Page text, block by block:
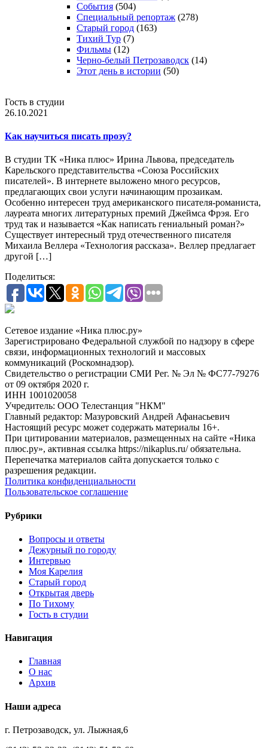
События (504)
Специальный репортаж (278)
Старый город (163)
Тихий Тур (7)
Фильмы (12)
Черно-белый Петрозаводск (14)
Этот день в истории (50)
Гость в студии
26.10.2021
Как научиться писать прозу?
В студии ТК «Ника плюс» Ирина Львова, председатель
Карельского представительства «Союза Российских
писателей». В интернете выложено много ресурсов,
предлагающих свои услуги начинающим прозаикам.
Особенно интересен труд американского писателя-романиста,
лауреата многих литературных премий Джеймса Фрэя. Его
труд так и называется «Как написать гениальный роман?»
Существует интересный труд отечественного писателя
Михаила Веллера «Технология рассказа». Веллер предлагает
другой […]
Поделиться:
Сетевое издание «Ника плюс.ру»
Зарегистрировано Федеральной службой по надзору в сфере
связи, информационных технологий и массовых
коммуникаций (Роскомнадзор).
Свидетельство о регистрации СМИ Рег. № Эл № ФС77-79276
от 09 октября 2020 г.
ИНН 1001020058
Учредитель: ООО Телестанция "НКМ"
Главный редактор: Мазуровский Андрей Афанасьевич
Настоящий ресурс может содержать материалы 16+.
При цитировании материалов, размещенных на сайте «Ника
плюс.ру», активная ссылка https://nikaplus.ru/ обязательна.
Перепечатка материалов сайта допускается только с
разрешения редакции.
Политика конфиденциальности
Пользовательское соглашение
Рубрики
Вопросы и ответы
Дежурный по городу
Интервью
Моя Карелия
Старый город
Открытая дверь
По Тихому
Гость в студии
Навигация
Главная
О нас
Архив
Наши адреса
г. Петрозаводск, ул. Лыжная,6